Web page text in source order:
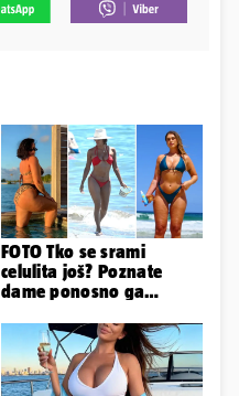
FOTO Tko se srami
celulita još? Poznate
dame ponosno ga
obline